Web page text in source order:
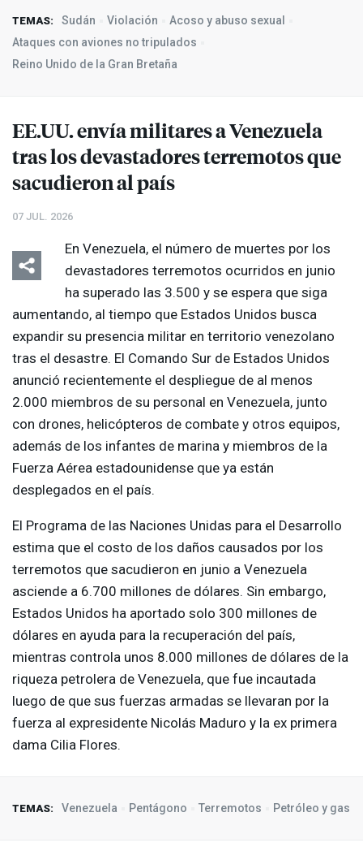
TEMAS: Sudán Violación
Acoso y abuso sexual
Ataques con aviones no tripulados
Reino Unido de la Gran Bretaña
EE.UU. envía militares a Venezuela
tras los devastadores terremotos que
sacudieron al país
07 JUL. 2026
En Venezuela, el número de muertes por los
devastadores terremotos ocurridos en junio
ha superado las 3.500 y se espera que siga
aumentando, al tiempo que Estados Unidos busca
expandir su presencia militar en territorio venezolano
tras el desastre. El Comando Sur de Estados Unidos
anunció recientemente el despliegue de al menos
2.000 miembros de su personal en Venezuela, junto
con drones, helicópteros de combate y otros equipos,
además de los infantes de marina y miembros de la
Fuerza Aérea estadounidense que ya están
desplegados en el país.
El Programa de las Naciones Unidas para el Desarrollo
estima que el costo de los daños causados por los
terremotos que sacudieron en junio a Venezuela
asciende a 6.700 millones de dólares. Sin embargo,
Estados Unidos ha aportado solo 300 millones de
dólares en ayuda para la recuperación del país,
mientras controla unos 8.000 millones de dólares de la
riqueza petrolera de Venezuela, que fue incautada
luego de que sus fuerzas armadas se llevaran por la
fuerza al expresidente Nicolás Maduro y la ex primera
dama Cilia Flores.
TEMAS: Venezuela Pentágono Terremotos Petróleo y gas